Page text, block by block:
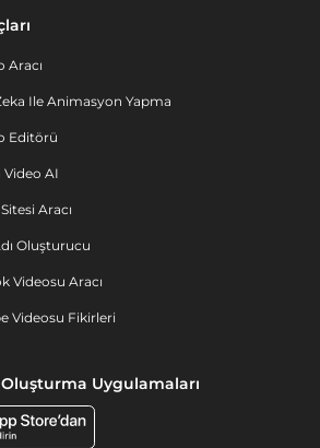
Aracı
Ile Animasyon Yapma
Editörü
Video AI
Aracı
Oluşturucu
Videosu Aracı
Videosu Fikirleri
Uygulamaları